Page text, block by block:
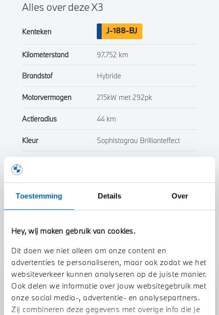
Toestemming Details Over
Hey, wij maken gebruik van cookies.
Dit doen we niet alleen om onze content en
advertenties te personaliseren, maar ook zodat we het
websiteverkeer kunnen analyseren op de juiste manier.
Ook delen we informatie over jouw websitegebruik met
onze social media-, advertentie- en analysepartners.
Zij combineren deze gegevens met overige info die je
Uw auto inruilen?
Alles over deze X3
Kenteken J-188-BJ
Kilometerstand 97.752 km
Brandstof Hybride
Motorvermogen 215kW met 292pk
Actieradius 44 km
Kleur Sophistograu Brillianteffect
Btw/Marge Marge